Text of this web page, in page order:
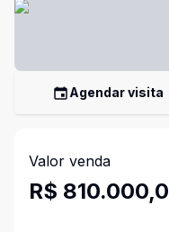
Agendar visita
Valor venda
R$